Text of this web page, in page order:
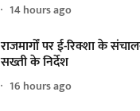
14 hours ago
राजमार्गों पर ई-रिक्शा के
सख्ती के निर्देश
16 hours ago